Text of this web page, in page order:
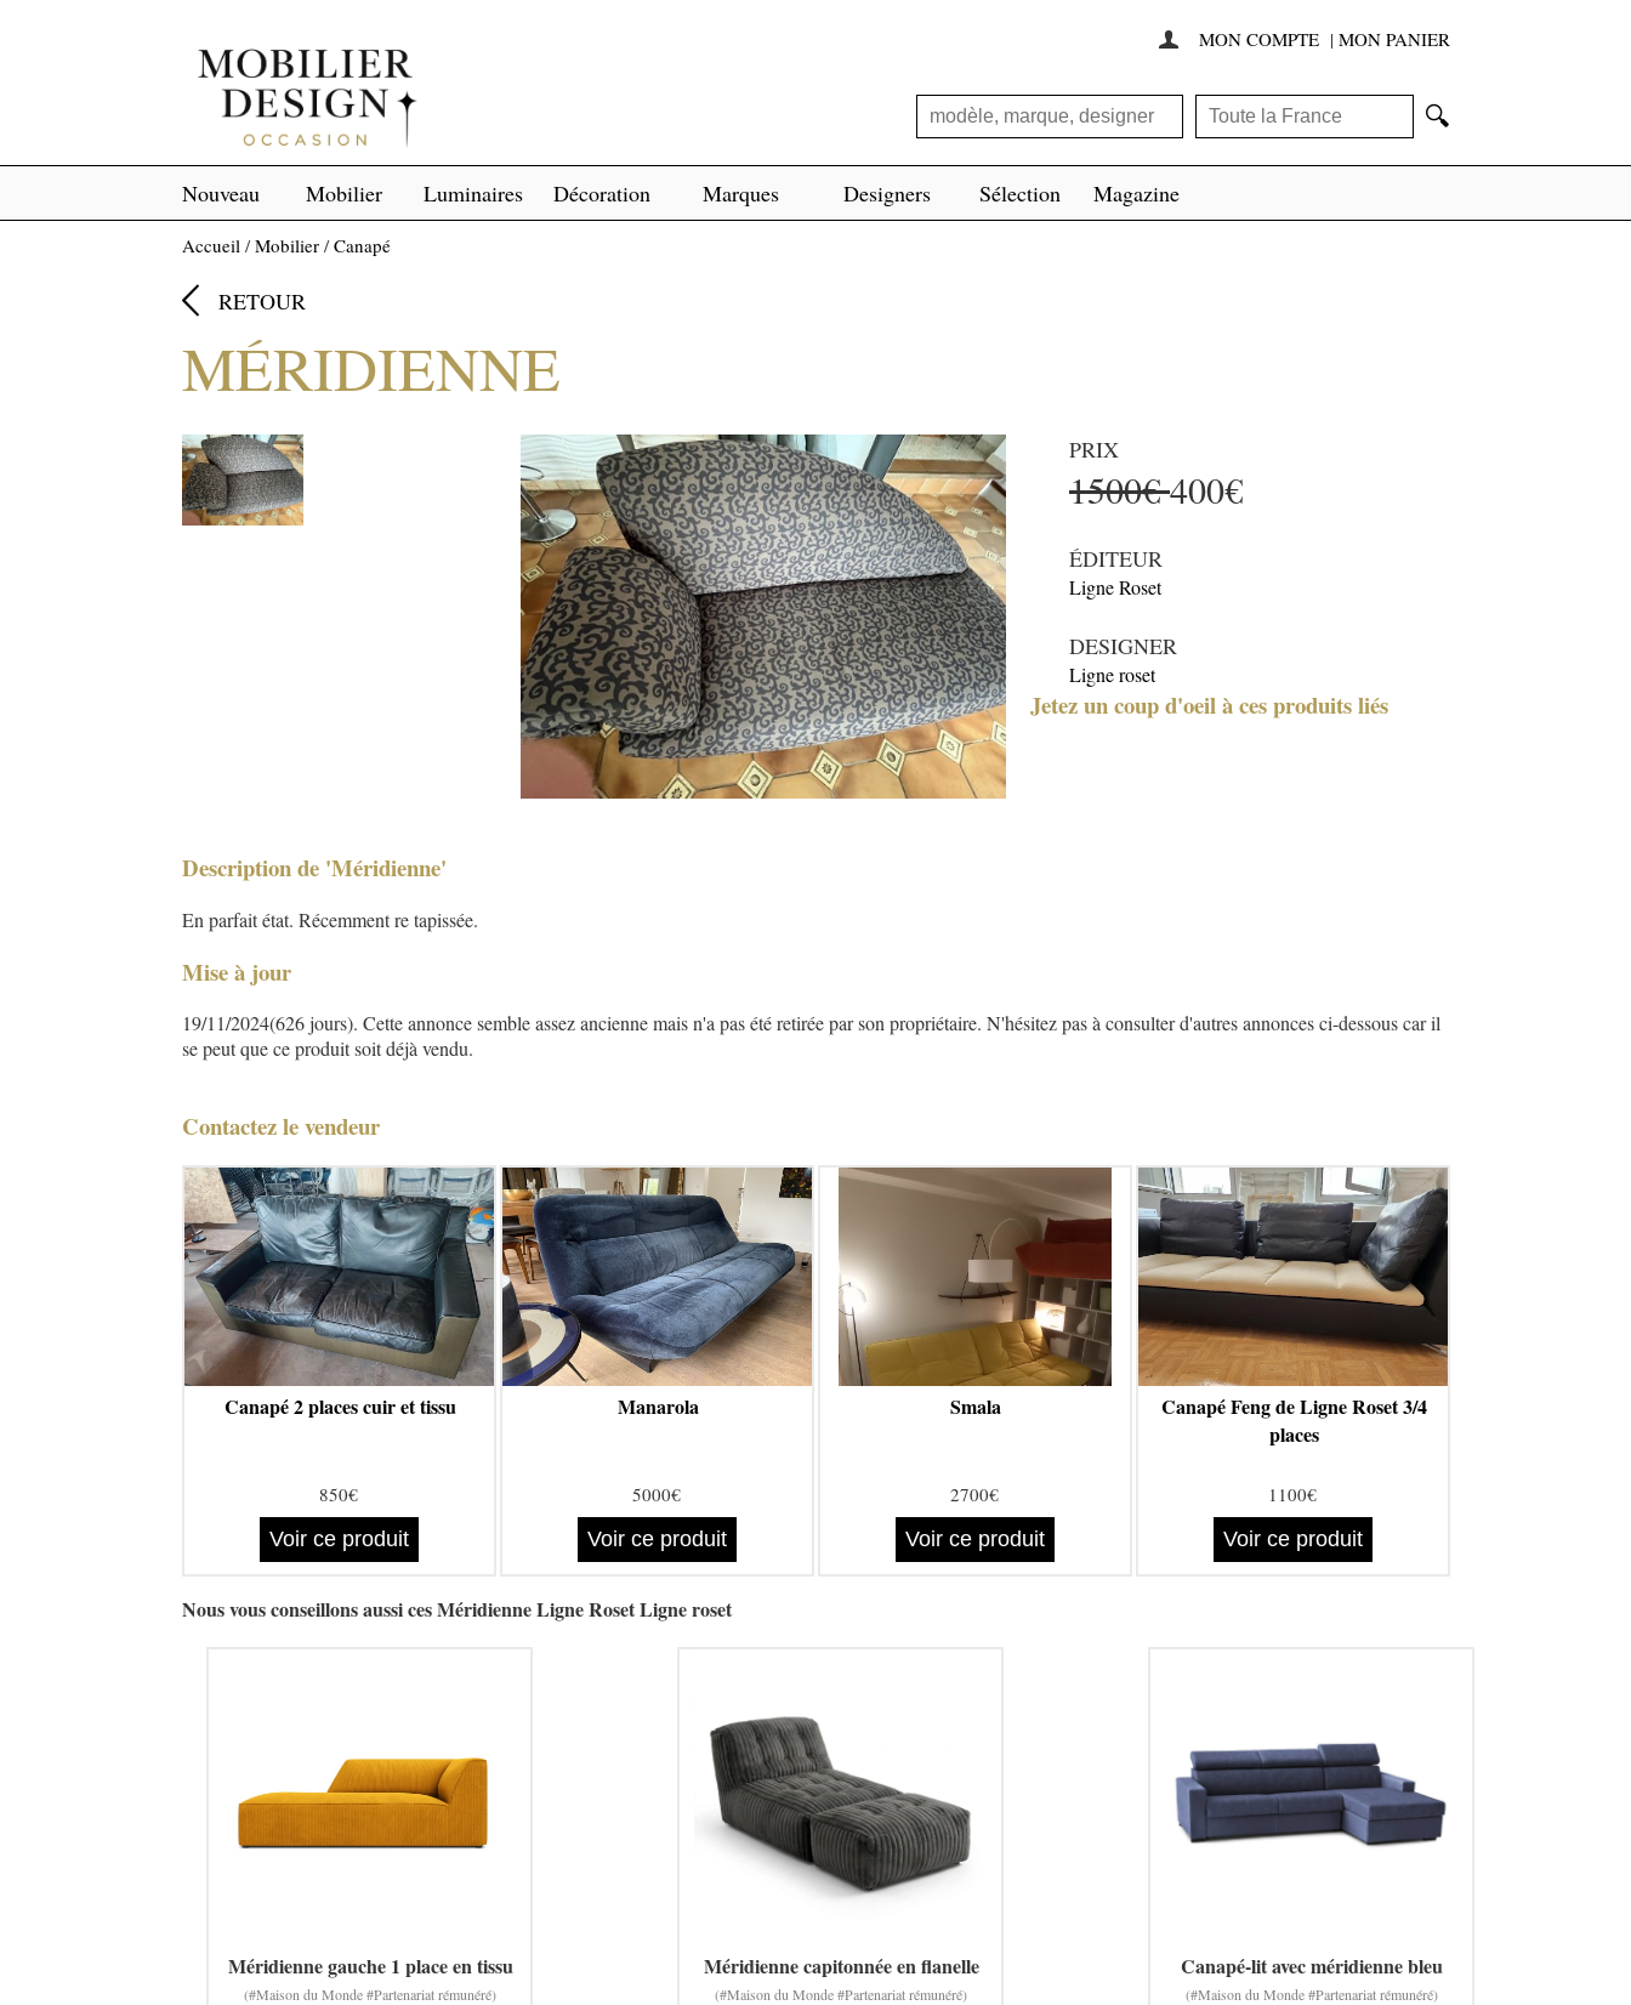
 MON COMPTE | MON PANIER
🔍
Nouveau Mobilier Luminaires Décoration Marques Designers Sélection Magazine
Accueil/Mobilier/Canapé
 RETOUR
MÉRIDIENNE
PRIX
1500€400€
ÉDITEUR
Ligne Roset
DESIGNER
Ligne roset
Description de 'Méridienne'
En parfait état. Récemment re tapissée.
Mise à jour
19/11/2024(626 jours). Cette annonce semble assez ancienne mais n'a pas été retirée par son propriétaire. N'hésitez pas à consulter d'autres annonces ci-dessous car il
se peut que ce produit soit déjà vendu.
Contactez le vendeur
Jetez un coup d'oeil à ces produits liés
Canapé 2 places cuir et tissu
850€
Voir ce produit
Manarola
5000€
Voir ce produit
Smala
2700€
Voir ce produit
Canapé Feng de Ligne Roset 3/4
places
1100€
Voir ce produit
Nous vous conseillons aussi ces Méridienne Ligne Roset Ligne roset
Méridienne gauche 1 place en tissu
(#Maison du Monde #Partenariat rémunéré)
Méridienne capitonnée en flanelle
(#Maison du Monde #Partenariat rémunéré)
Canapé-lit avec méridienne bleu
(#Maison du Monde #Partenariat rémunéré)